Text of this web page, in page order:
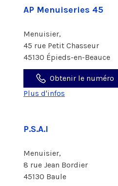
AP Menuiseries 45
Menuisier,
45 rue Petit Chasseur
45130 Épieds-en-Beauce
Obtenir le numéro
Plus d'infos
P.S.A.I
Menuisier,
8 rue Jean Bordier
45130 Baule